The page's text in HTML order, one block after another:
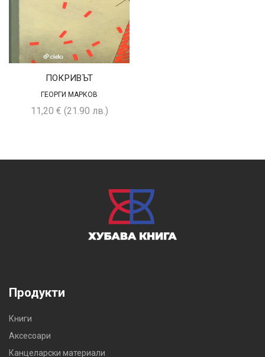
ПОКРИВЪТ
ГЕОРГИ МАРКОВ
11,20 € (21.90 лв.)
Продукти
Книги
Аксесоари
Канцеларски материали